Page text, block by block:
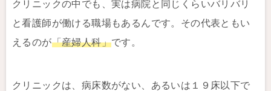
クリニックの中でも、実は病院と同じくらいバリバリ
と看護師が働ける職場もあるんです。その代表ともい
えるのが「産婦人科」です。
クリニックは、病床数がない、あるいは１９床以下で